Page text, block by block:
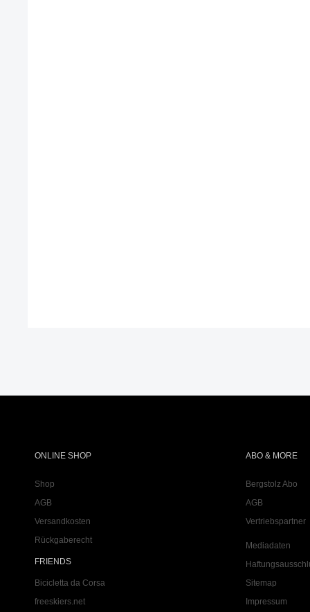
ONLINE SHOP
Shop
AGB
Versandkosten
Rückgaberecht
FRIENDS
Bicicletta da Corsa
freeskiers.net
ABO & MORE
Bergstolz Abo
AGB
Vertriebspartner
Mediadaten
Sitemap
Impressum